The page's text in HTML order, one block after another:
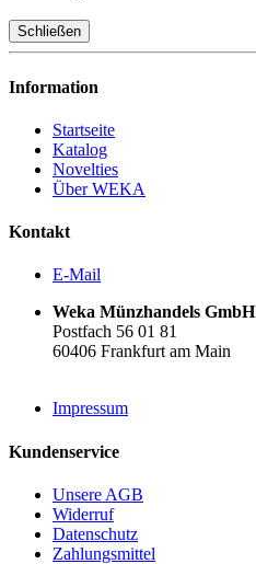
Schließen
Information
Startseite
Katalog
Novelties
Über WEKA
Kontakt
E-Mail
Weka Münzhandels GmbH
Postfach 56 01 81
60406 Frankfurt am Main
Impressum
Kundenservice
Unsere AGB
Widerruf
Datenschutz
Zahlungsmittel